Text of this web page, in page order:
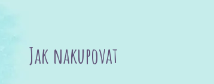
Jak nakupovat